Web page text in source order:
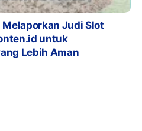
Judi Slot
untuk
Lebih Aman